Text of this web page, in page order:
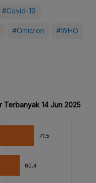
#Covid-19
#Omicron #WHO